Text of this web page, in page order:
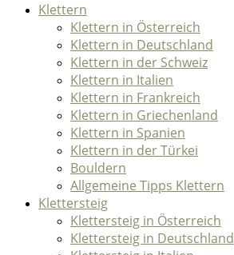
Klettern
Klettern in Österreich
Klettern in Deutschland
Klettern in der Schweiz
Klettern in Italien
Klettern in Frankreich
Klettern in Griechenland
Klettern in Spanien
Klettern in der Türkei
Bouldern
Allgemeine Tipps Klettern
Klettersteig
Klettersteig in Österreich
Klettersteig in Deutschland